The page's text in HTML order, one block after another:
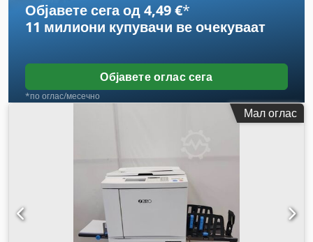
Објавете сега од 4,49 €*
11 милиони купувачи ве очекуваат
Објавете оглас сега
*по оглас/месечно
Мал оглас